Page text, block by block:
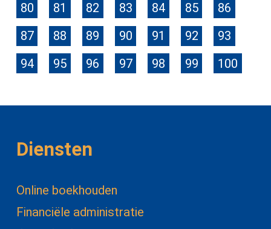
80
81 82 83 84 85
86
87
88 89 90 91 92
93
94
95 96 97 98 99 100
Diensten
Online boekhouden
Financiële administratie